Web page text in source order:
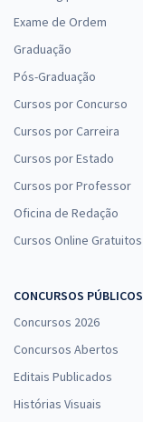
Exame de Ordem
Graduação
Pós-Graduação
Cursos por Concurso
Cursos por Carreira
Cursos por Estado
Cursos por Professor
Oficina de Redação
Cursos Online Gratuitos
CONCURSOS PÚBLICOS
Concursos 2026
Concursos Abertos
Editais Publicados
Histórias Visuais